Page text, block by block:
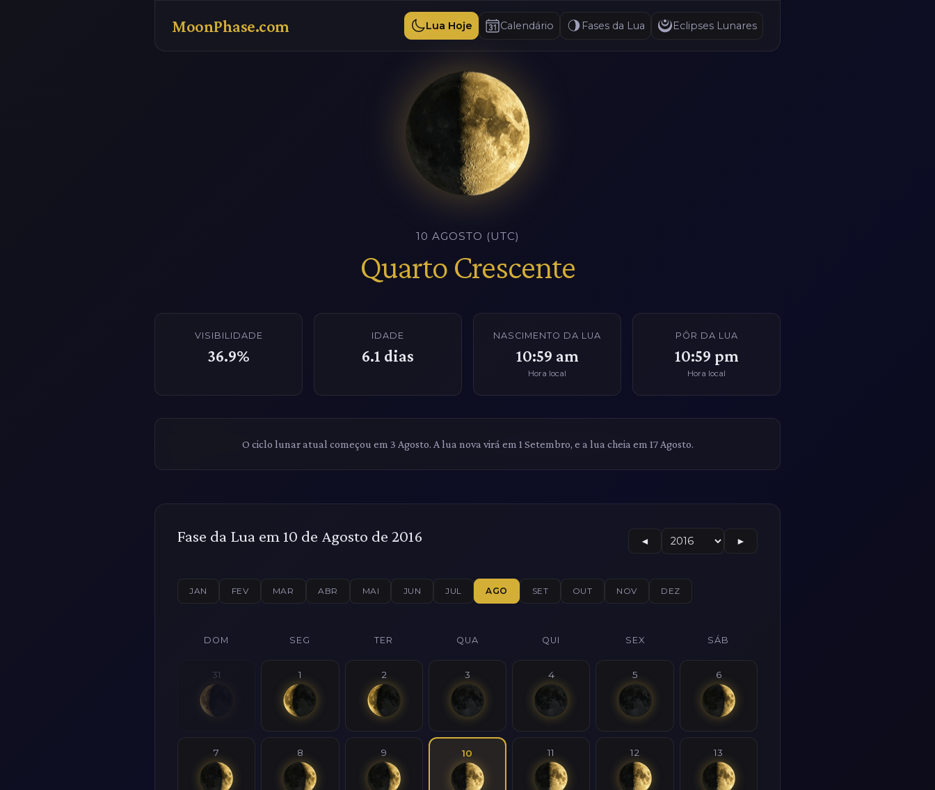
MoonPhase.com Lua Hoje Calendário Fases da Lua Eclipses Lunares
10 AGOSTO (UTC)
Quarto Crescente
VISIBILIDADE
36.9%
IDADE
6.1 dias
NASCIMENTO DA LUA
10:59 am
Hora local
PÔR DA LUA
10:59 pm
Hora local
O ciclo lunar atual começou em 3 Agosto. A lua nova virá em 1 Setembro, e a lua cheia em 17 Agosto.
Fase da Lua em 10 de Agosto de 2016 ◄ ►
JAN FEV MAR ABR MAI JUN JUL AGO SET OUT NOV DEZ
DOM SEG TER QUA QUI SEX SÁB
31 1 2 3 4 5 6
7 8 9 10 11 12 13